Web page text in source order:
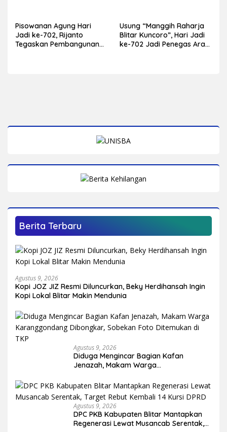
Pisowanan Agung Hari
Jadi ke-702, Rijanto
Tegaskan Pembangunan
Usung “Manggih Raharja
Blitar Kuncoro”, Hari Jadi
ke-702 Jadi Penegas Arah
Berita Terbaru
Agustus 9, 2026
Kopi JOZ JIZ Resmi Diluncurkan, Beky Herdihansah Ingin
Kopi Lokal Blitar Makin Mendunia
Agustus 9, 2026
Diduga Mengincar Bagian Kafan
Jenazah, Makam Warga
Foto Ditemukan di TKP
Agustus 9, 2026
DPC PKB Kabupaten Blitar Mantapkan
Regenerasi Lewat Musancab Serentak,